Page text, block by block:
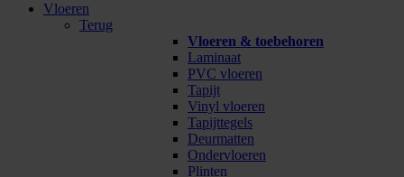
Vloeren
Terug
Vloeren & toebehoren
Laminaat
PVC vloeren
Tapijt
Vinyl vloeren
Tapijttegels
Deurmatten
Ondervloeren
Plinten